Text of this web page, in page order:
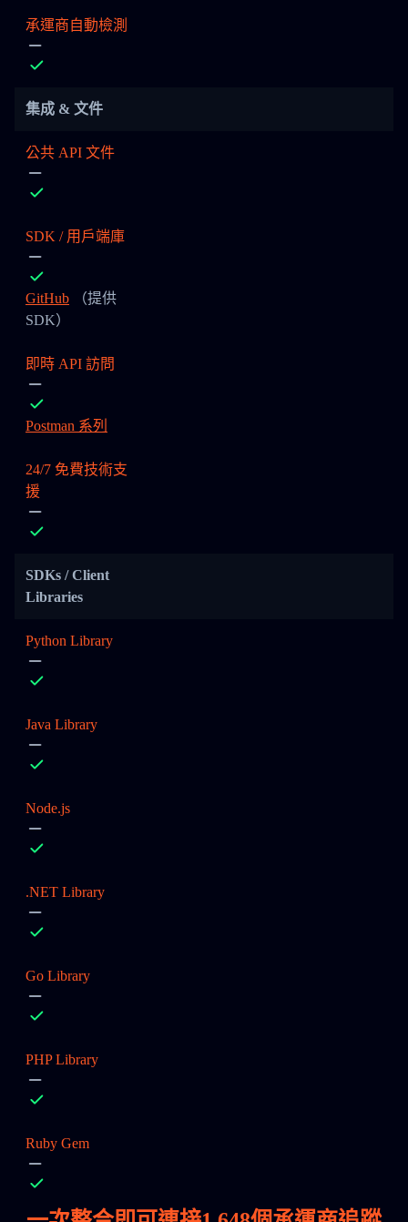
承運商自動檢測
集成 & 文件
公共 API 文件
SDK / 用戶端庫
GitHub （提供
SDK）
即時 API 訪問
Postman 系列
24/7 免費技術支
援
SDKs / Client
Libraries
Python Library
Java Library
Node.js
.NET Library
Go Library
PHP Library
Ruby Gem